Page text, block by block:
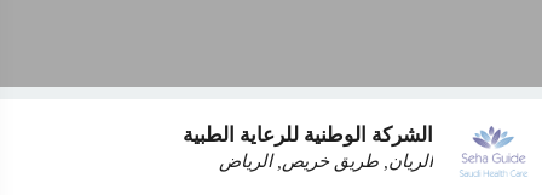
الشركة الوطنية للرعاية الطبية
الريان, طريق خريص, الرياض